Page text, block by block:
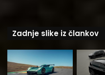
Zadnje slike iz člankov